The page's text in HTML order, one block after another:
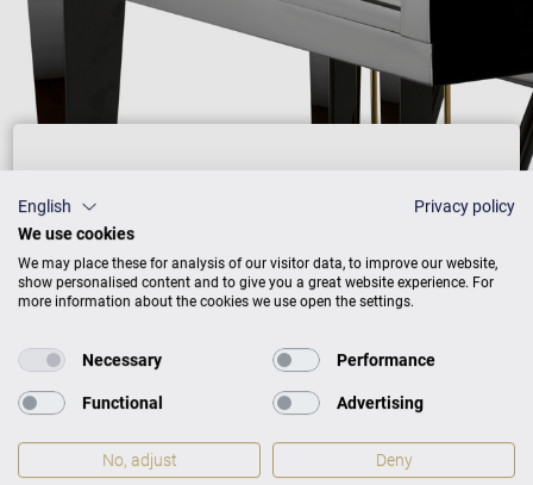
AUSFÜHRUNG PREISE
Schwarz mit Messing 35.900 €
Weiß mit Messing 37.900 €
Nussbaum mit Messing 41.900 €
English
Privacy policy
We use cookies
We may place these for analysis of our visitor data, to improve our website,
show personalised content and to give you a great website experience. For
more information about the cookies we use open the settings.
Necessary Performance
Functional Advertising
No, adjust Deny